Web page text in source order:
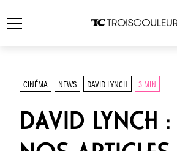
CINÉMA NEWS DAVID LYNCH 3 MIN
DAVID LYNCH